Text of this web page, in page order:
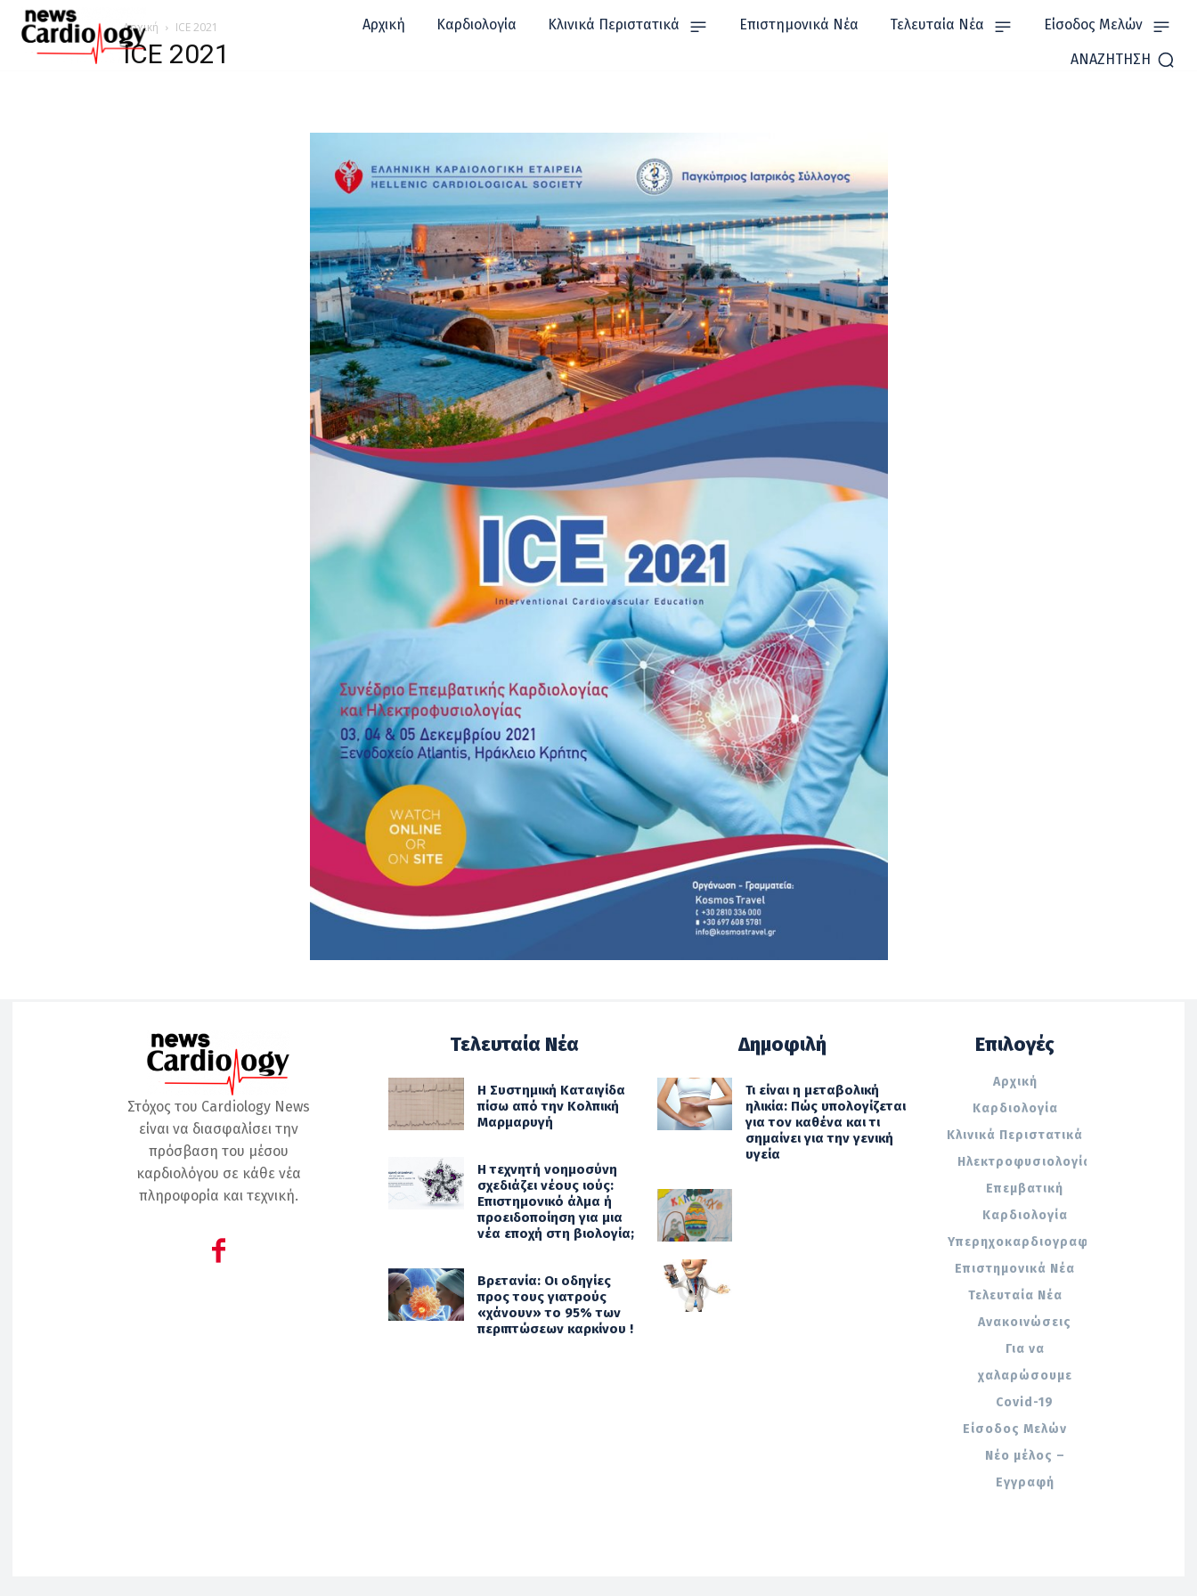
Αρχική Καρδιολογία Κλινικά Περιστατικά Επιστημονικά Νέα Τελευταία Νέα Είσοδος Μελών
ΑΝΑΖΗΤΗΣΗ
Αρχική ICE 2021
ICE 2021
Στόχος του Cardiology News
είναι να διασφαλίσει την
πρόσβαση του μέσου
καρδιολόγου σε κάθε νέα
πληροφορία και τεχνική.
Τελευταία Νέα
Η Συστημική Καταιγίδα
πίσω από την Κολπική
Μαρμαρυγή
Η τεχνητή νοημοσύνη
σχεδιάζει νέους ιούς:
Επιστημονικό άλμα ή
προειδοποίηση για μια
νέα εποχή στη βιολογία;
Βρετανία: Οι οδηγίες
προς τους γιατρούς
«χάνουν» το 95% των
περιπτώσεων καρκίνου !
Δημοφιλή
Τι είναι η μεταβολική
ηλικία: Πώς υπολογίζεται
για τον καθένα και τι
σημαίνει για την γενική
υγεία
Επιλογές
Αρχική
Καρδιολογία
Κλινικά Περιστατικά
Ηλεκτροφυσιολογία
Επεμβατική
Καρδιολογία
Υπερηχοκαρδιογραφία
Επιστημονικά Νέα
Τελευταία Νέα
Ανακοινώσεις
Για να
χαλαρώσουμε
Covid-19
Είσοδος Μελών
Νέο μέλος –
Εγγραφή